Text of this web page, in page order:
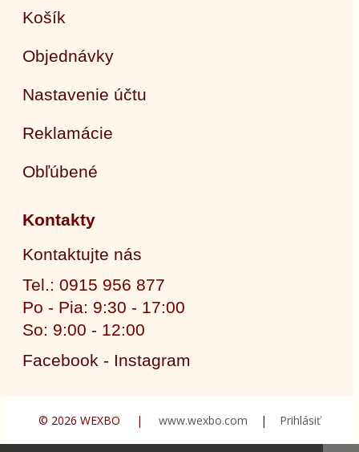
Košík
Objednávky
Nastavenie účtu
Reklamácie
Obľúbené
Kontakty
Kontaktujte nás
Tel.: 0915 956 877
Po - Pia: 9:30 - 17:00
So: 9:00 - 12:00
Facebook - Instagram
© 2026 WEXBO | www.wexbo.com | Prihlásiť